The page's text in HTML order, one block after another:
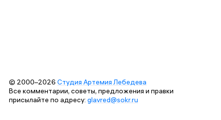
© 2000–2026 Студия Артемия Лебедева
Все комментарии, советы, предложения и правки
присылайте по адресу: glavred@sokr.ru